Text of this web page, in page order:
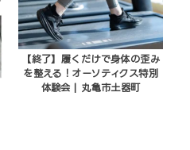
【終了】履くだけで身体の歪み
を整える！オーソティクス特別
体験会 | 丸亀市土器町